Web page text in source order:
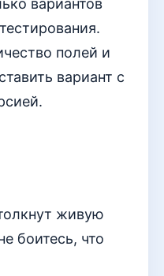
полей и
вариант с
живую
боитесь, что